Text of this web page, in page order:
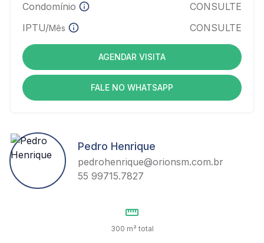
Condomínio
CONSULTE
IPTU/Mês CONSULTE
AGENDAR VISITA
FALE NO WHATSAPP
Pedro Henrique
pedrohenrique@orionsm.com.br
55 99715.7827
300 m² total